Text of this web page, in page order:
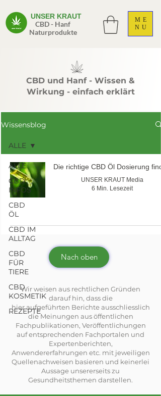
UNSER KRAUT
CBD - Hanf
Naturprodukte
ME
NU
CBD und Hanf - Wissen &
Wirkung - einfach erklärt
Wissensblog
ALLE
CBD
INFOS
CBD
ÖL
CBD IM
ALLTAG
CBD
FÜR
TIERE
CBD
KOSMETIK
REZEPTE
ALLE
Die richtige CBD Öl Dosierung
UNSER KRAUT Media
6 Min. Lesezeit
Nach oben
Wir weisen aus rechtlichen Gründen
darauf hin, dass die
hier aufgeführten Berichte ausschliesslich
die Meinungen aus öffentlichen
Fachpublikationen, Veröffentlichungen
auf entsprechenden Fachportalen und
Expertenberichten,
Anwendererfahrungen etc. mit jeweiligen
Quellenachweisen basieren und keinerlei
Aussage unsererseits zu
Gesundheitsthemen darstellen.